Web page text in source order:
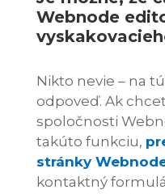
Webnode
Nikto nevie – na
odpoveď. Ak
spoločnosti
takúto funkciu,
stránky
kontaktný